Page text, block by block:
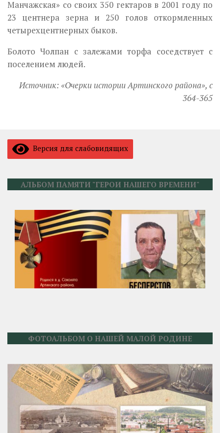
Манчажская» со своих 350 гектаров в 2001 году по
23 центнера зерна и 250 голов откормленных
четырехцентнерных быков.
Болото Чолпан с залежами торфа соседствует с
поселением людей.
Источник: «Очерки истории Артинского района», с
364-365
Версия для слабовидящих
АЛЬБОМ ПАМЯТИ "ГЕРОИ НАШЕГО ВРЕМЕНИ"
ФОТОАЛЬБОМ О НАШЕЙ МАЛОЙ РОДИНЕ